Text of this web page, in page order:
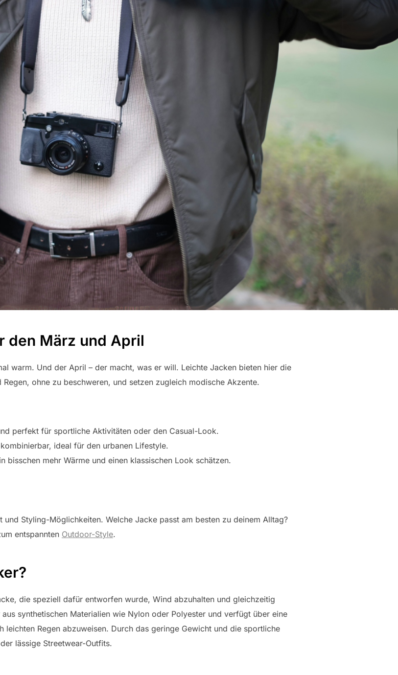
den März und April
warm. Und der April – der macht, was er will. Leichte Jacken bieten hier die
ohne zu beschweren, und setzen zugleich modische Akzente.
perfekt für sportliche Aktivitäten oder den Casual-Look.
ideal für den urbanen Lifestyle.
bisschen mehr Wärme und einen klassischen Look schätzen.
Styling-Möglichkeiten. Welche Jacke passt am besten zu deinem Alltag?
entspannten Outdoor-Style.
die speziell dafür entworfen wurde, Wind abzuhalten und gleichzeitig
synthetischen Materialien wie Nylon oder Polyester und verfügt über eine
leichten Regen abzuweisen. Durch das geringe Gewicht und die sportliche
lässige Streetwear-Outfits.